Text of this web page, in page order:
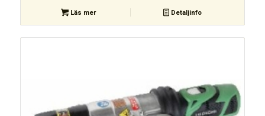
Läs mer Detaljinfo